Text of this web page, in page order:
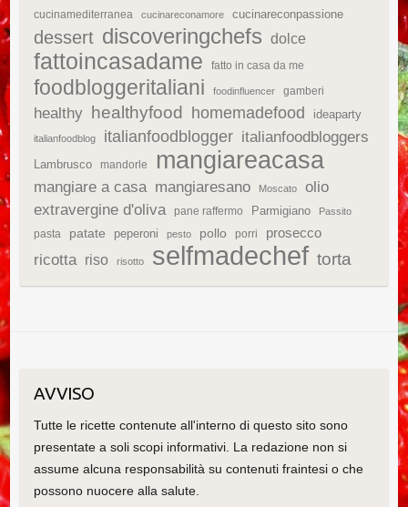
cucinamediterranea cucinareconamore cucinareconpassione
dessert discoveringchefs dolce
fattoincasadame fatto in casa da me
foodbloggeritaliani foodinfluencer gamberi
healthy healthyfood homemadefood ideaparty
italianfoodblog italianfoodblogger italianfoodbloggers
Lambrusco mandorle mangiareacasa
mangiare a casa mangiaresano Moscato
olio
extravergine d'oliva
pane raffermo Parmigiano Passito
pasta patate peperoni pesto pollo porri prosecco
ricotta riso risotto selfmadechef torta
AVVISO
Tutte le ricette contenute all'interno di questo sito sono
presentate a soli scopi informativi. La redazione non si
assume alcuna responsabilità su contenuti fraintesi o che
possono nuocere alla salute.